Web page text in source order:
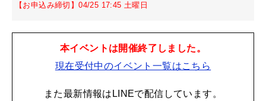
【お申込み締切】04/25 17:45 土曜日
本イベントは開催終了しました。
現在受付中のイベント一覧はこちら
また最新情報はLINEで配信しています。